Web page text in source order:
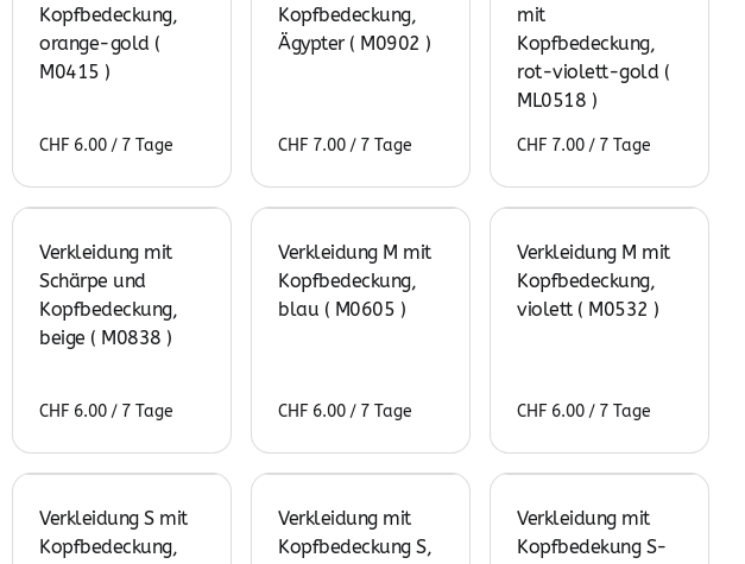
Kopfbedeckung,
orange-gold (
M0415 )
/
Kopfbedeckung,
Ägypter ( M0902 )
/
mit
Kopfbedeckung,
rot-violett-gold (
ML0518 )
/
Verkleidung mit
Schärpe und
Kopfbedeckung,
beige ( M0838 )
/
Verkleidung M mit
Kopfbedeckung,
blau ( M0605 )
/
Verkleidung M mit
Kopfbedeckung,
violett ( M0532 )
/
Verkleidung S mit
Kopfbedeckung,
Verkleidung mit
Kopfbedeckung S,
Verkleidung mit
Kopfbedekung S-